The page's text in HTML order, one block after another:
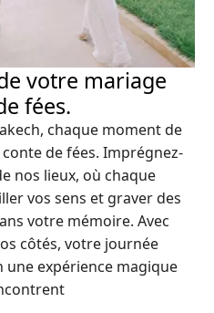
votre mariage
fées.
chaque moment de
de fées. Imprégnez-
nos lieux, où chaque
vos sens et graver des
votre mémoire. Avec
côtés, votre journée
expérience magique